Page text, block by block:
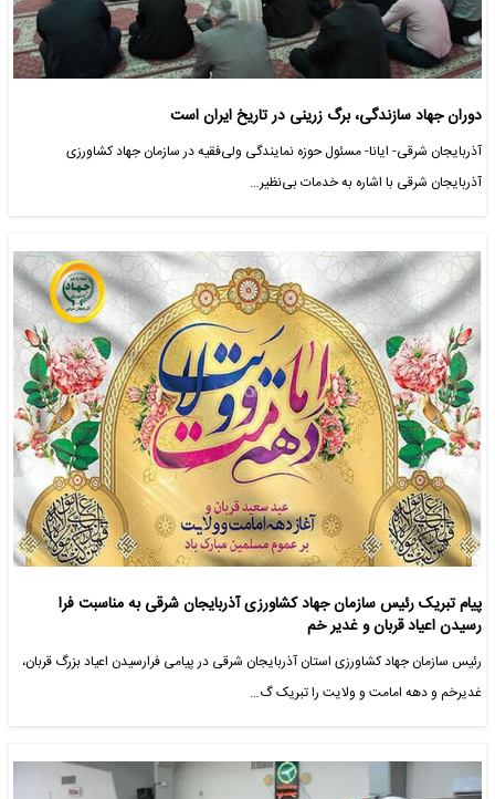
دوران جهاد سازندگی، برگ زرینی در تاریخ ایران است
آذربایجان شرقی- ایانا- مسئول حوزه نمایندگی ولی‌فقیه در سازمان جهاد کشاورزی
آذربایجان شرقی با اشاره به خدمات بی‌نظیر…
پیام تبریک رئیس سازمان جهاد کشاورزی آذربایجان شرقی به مناسبت فرا
رسیدن اعیاد قربان و غدیر خم
رئیس سازمان جهاد کشاورزی استان آذربایجان شرقی در پیامی فرارسیدن اعیاد بزرگ قربان،
غدیرخم و دهه امامت و ولایت را تبریک گ…